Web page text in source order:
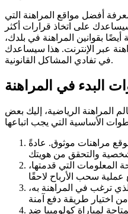
أفضل مواقع المراهنة التي
على اتخاذ قرارات أكثر
بقوانين المراهنة في بلدك،
عبر الإنترنت. هذا سيساعدك
في تفادي المشاكل القانونية.
البدء في المراهنة
المراهنة الرياضية، إليك بعض
مراهنات موثوق. عادةً
المعلومات التي قدمتها،
ترغب في المراهنة به،
لمباراة كولومبيا ضد